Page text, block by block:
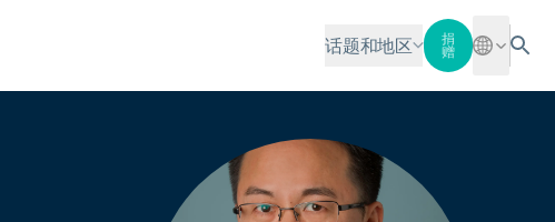
话题和地区
捐
赠